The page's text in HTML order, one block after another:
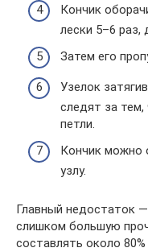
Кончик
лески 5–6 раз,
Затем его
Узелок
следят за
петли.
Кончик можно
узлу.
Главный недостаток
слишком большую
составлять около